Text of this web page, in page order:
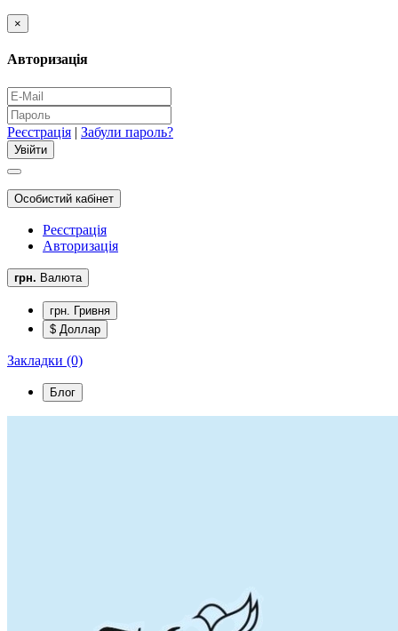
×
Авторизація
Реєстрація | Забули пароль?
Особистий кабінет
Реєстрація
Авторизація
грн. Валюта
грн. Гривня
$ Доллар
Закладки (0)
Блог